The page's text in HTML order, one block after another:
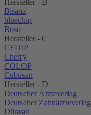
Hersteller - B
Bisanz
bluechip
Boso
Hersteller - C
CEDIP
Cherry
COLOP
Cubusan
Hersteller - D
Deutscher Ärzteverlag
Deutscher Zahnärzteverlag
Dürasol